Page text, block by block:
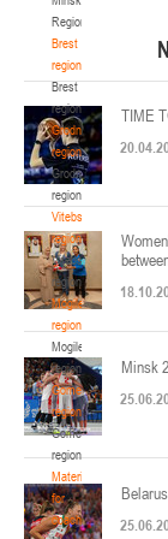
Region
Brest
region
Brest
region
Grodno
region
Grodno
region
Vitebsk
region
Vitebsk
region
Mogilev
region
Mogilev
region
Gomel
region
Gomel
region
Materials
for
coaches
ул. Ленинградская, 4
Финал четырех –
Минск, ул.
V тур – девушки
ул. Б.Хмельницкого,
Финал 4-х – девушки
Минск, ул. Стадионная,
TIME
Minsk